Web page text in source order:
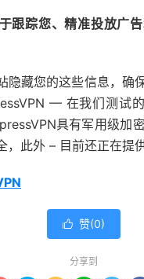
跟踪您、精准投放广
隐藏您的这些信息，确
— 在我们测试
具有军用级加
，此外 – 目前还正在提
 赞(0)
分享到